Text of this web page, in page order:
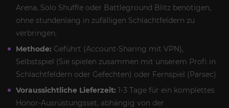
Arena, Solo Shuffle oder Battleground Blitz benötigen,
ohne stundenlang in zufälligen Schlachtfeldern zu
verbringen.
Methode: Geführt (Account-Sharing mit VPN),
Selbstspiel (Sie spielen zusammen mit unserem Profi in
Schlachtfeldern oder Gefechten) oder Fernspiel (Parsec)
Voraussichtliche Lieferzeit: 1-3 Tage für ein komplettes
Honor-Ausrüstungsset, abhängig von der